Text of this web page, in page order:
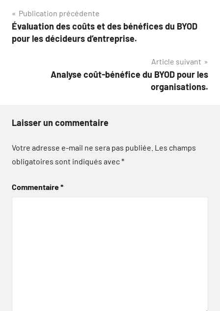
Navigation
de
Publication précédente
Évaluation des coûts et des bénéfices du BYOD
pour les décideurs d’entreprise.
Article suivant
Analyse coût-bénéfice du BYOD pour les
organisations.
Laisser un commentaire
Votre adresse e-mail ne sera pas publiée. Les champs
obligatoires sont indiqués avec*
Commentaire*